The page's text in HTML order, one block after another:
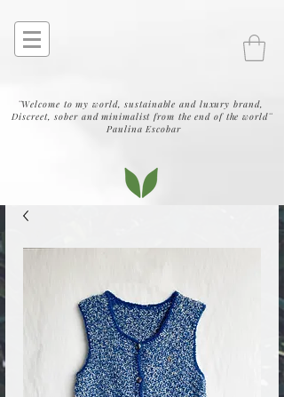
¨Welcome to my world, sustainable and luxury brand,
Discreet, sober and minimalist from the end of the world¨
Paulina Escobar